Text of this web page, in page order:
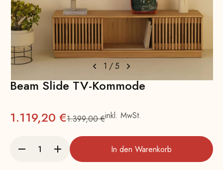
1 /5
Beam Slide TV-Kommode
Angebot
1.119,20 €Regulärer Preis
1.399,00 €inkl. MwSt.
In den Warenkorb